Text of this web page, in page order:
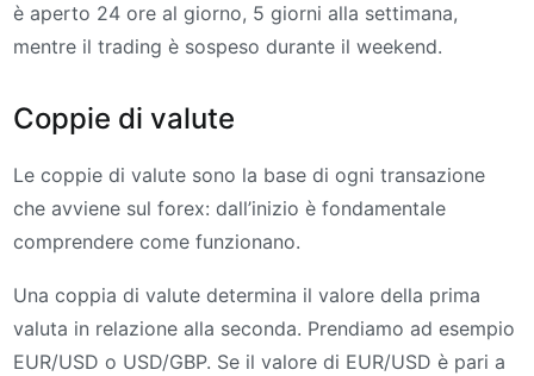
è aperto 24 ore al giorno, 5 giorni alla settimana,
mentre il trading è sospeso durante il weekend.
Coppie di valute
Le coppie di valute sono la base di ogni transazione
che avviene sul forex: dall’inizio è fondamentale
comprendere come funzionano.
Una coppia di valute determina il valore della prima
valuta in relazione alla seconda. Prendiamo ad esempio
EUR/USD o USD/GBP. Se il valore di EUR/USD è pari a